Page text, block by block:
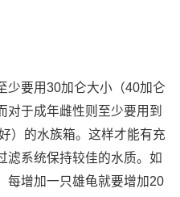
少要用30加仑大小（40加仑
对于成年雌性则至少要用到
）的水族箱。这样才能有充
滤系统保持较佳的水质。如
每增加一只雄龟就要增加20